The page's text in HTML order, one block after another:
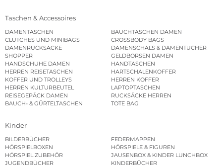
Taschen & Accessoires
DAMENTASCHEN
BAUCHTASCHEN DAMEN
CLUTCHES UND MINIBAGS
CROSSBODY BAGS
DAMENRUCKSÄCKE
DAMENSCHALS & DAMENTÜCHER
SHOPPER
GELDBÖRSEN DAMEN
HANDSCHUHE DAMEN
HANDTASCHEN
HERREN REISETASCHEN
HARTSCHALENKOFFER
KOFFER UND TROLLEYS
HERREN KOFFER
HERREN KULTURBEUTEL
LAPTOPTASCHEN
REISEGEPÄCK DAMEN
RUCKSÄCKE HERREN
BAUCH- & GÜRTELTASCHEN
TOTE BAG
Kinder
BILDERBÜCHER
FEDERMAPPEN
HÖRSPIELBOXEN
HÖRSPIELE & FIGUREN
HÖRSPIEL ZUBEHÖR
JAUSENBOX & KINDER LUNCHBOX
JUGENDBÜCHER
KINDERBÜCHER